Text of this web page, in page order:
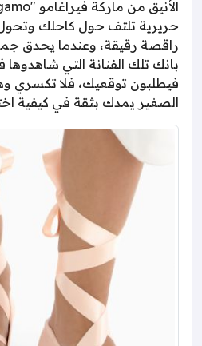
حريرية تلتف حول كاحلك
راقصة رقيقة، وعندما يحدق
بانك تلك الفنانة التي
فيطلبون توقعيك، فلا تكسري
الصغير يمدك بثقة في كيفية